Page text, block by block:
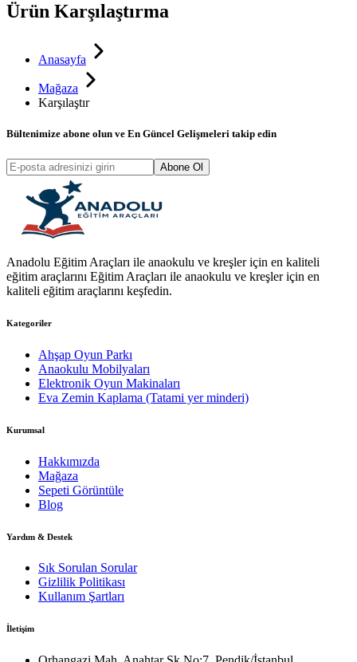
Ürün Karşılaştırma
Anasayfa
Mağaza
Karşılaştır
Bültenimize abone olun ve En Güncel Gelişmeleri takip edin
Abone Ol
Anadolu Eğitim Araçları ile anaokulu ve kreşler için en kaliteli
eğitim araçlarını Eğitim Araçları ile anaokulu ve kreşler için en
kaliteli eğitim araçlarını keşfedin.
Kategoriler
Ahşap Oyun Parkı
Anaokulu Mobilyaları
Elektronik Oyun Makinaları
Eva Zemin Kaplama (Tatami yer minderi)
Kurumsal
Hakkımızda
Mağaza
Sepeti Görüntüle
Blog
Yardım & Destek
Sık Sorulan Sorular
Gizlilik Politikası
Kullanım Şartları
İletişim